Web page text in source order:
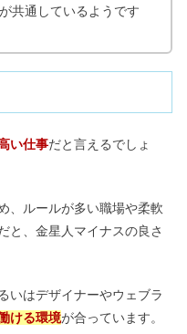
共通しているようです
い仕事だと言えるでしょ
、ルールが多い職場や柔軟
と、金星人マイナスの良さ
いはデザイナーやウェブラ
ける環境が合っています。